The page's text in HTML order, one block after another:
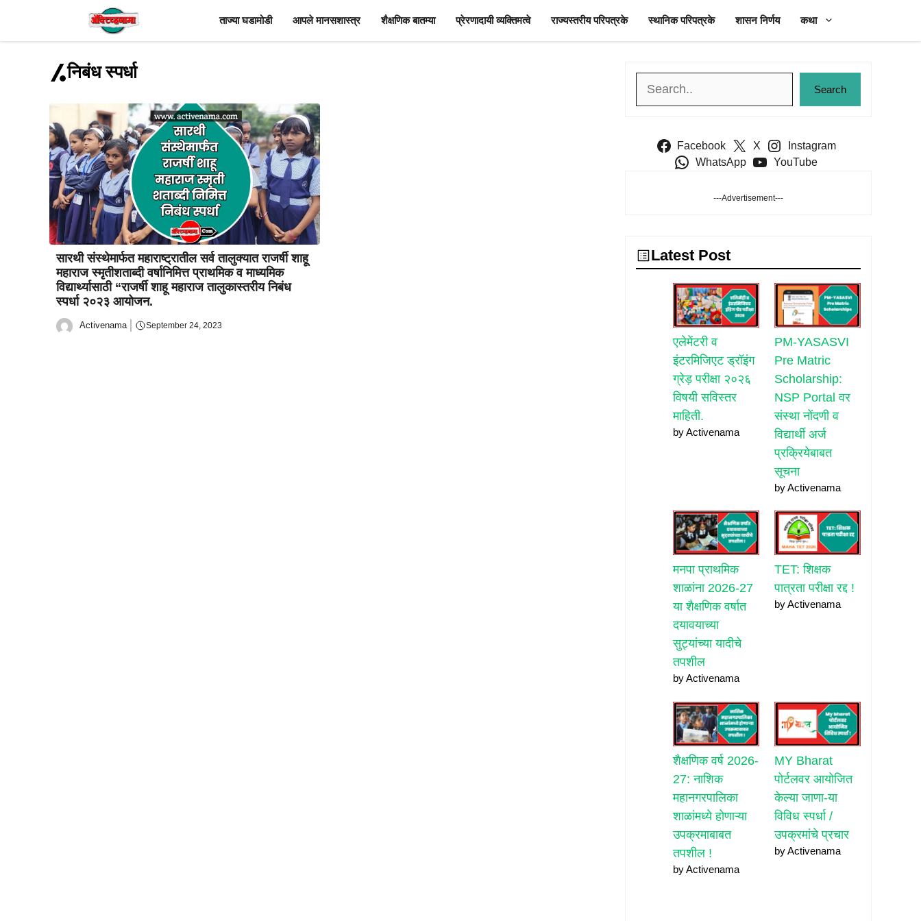
content
ताज्या घडामोडी आपले मानसशास्त्र शैक्षणिक बातम्या प्रेरणादायी व्यक्तिमत्वे राज्यस्तरीय परिपत्रके स्थानिक परिपत्रके शासन निर्णय कथा
निबंध स्पर्धा
सारथी संस्थेमार्फत महाराष्ट्रातील सर्व तालुक्यात राजर्षी शाहू
महाराज स्मृतीशताब्दी वर्षानिमित्त प्राथमिक व माध्यमिक
विद्यार्थ्यासाठी “राजर्षी शाहू महाराज तालुकास्तरीय निबंध
स्पर्धा २०२३ आयोजन.
Activenama September 24, 2023
Search
Facebook X
Instagram
WhatsApp
YouTube
---Advertisement---
Latest Post
एलेमेंटरी व
इंटरमिजिएट ड्रॉइंग
ग्रेड़ परीक्षा २०२६
विषयी सविस्तर
माहिती.
by Activenama
PM-YASASVI
Pre Matric
Scholarship:
NSP Portal वर
संस्था नोंदणी व
विद्यार्थी अर्ज
प्रक्रियेबाबत
सूचना
by Activenama
मनपा प्राथमिक
शाळांना 2026-27
या शैक्षणिक वर्षात
दयावयाच्या
सुट्यांच्या यादीचे
तपशील
by Activenama
TET: शिक्षक
पात्रता परीक्षा रद्द !
by Activenama
शैक्षणिक वर्ष 2026-
27: नाशिक
महानगरपालिका
शाळांमध्ये होणाऱ्या
उपक्रमाबाबत
तपशील !
by Activenama
MY Bharat
पोर्टलवर आयोजित
केल्या जाणा-या
विविध स्पर्धा /
उपक्रमांचे प्रचार
by Activenama